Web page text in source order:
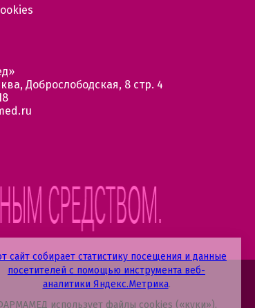
сайт собирает статистику посещения и данные
посетителей с помощью инструмента веб-
аналитики Яндекс.Метрика.
использует файлы cookies («куки»),
Доброслободская, 8 стр. 4